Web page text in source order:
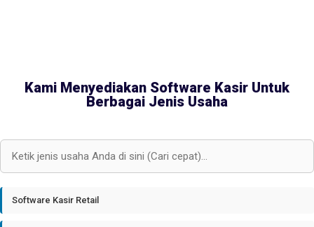
Kami Menyediakan Software Kasir Untuk
Berbagai Jenis Usaha
Software Kasir Retail